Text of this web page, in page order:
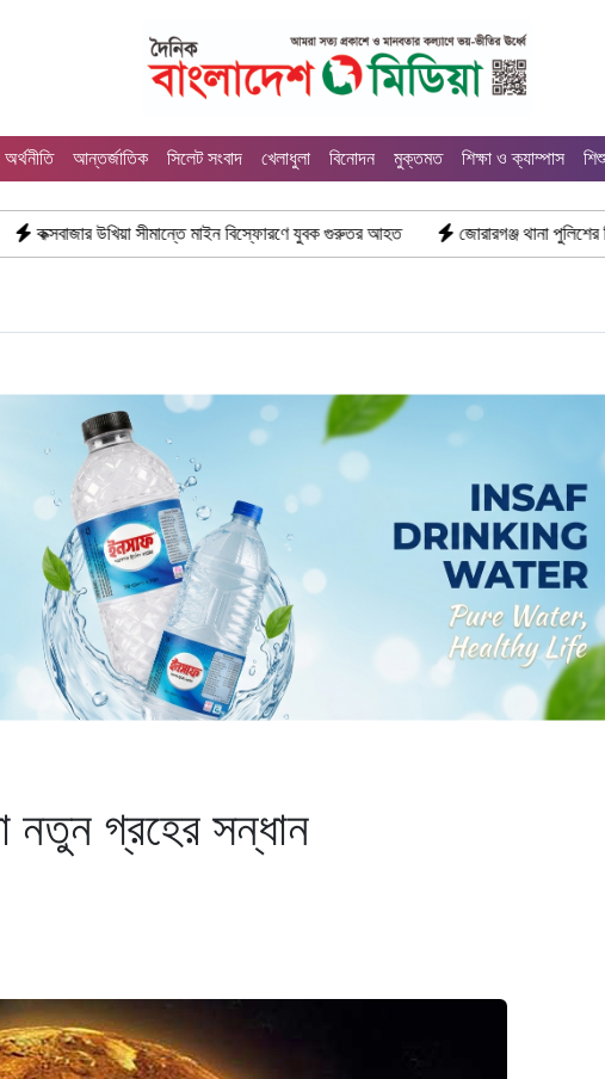
অর্থনীতি আন্তর্জাতিক সিলেট সংবাদ খেলাধুলা বিনোদন মুক্তমত শিক্ষা ও ক্যাম্পাস
সীমান্তে মাইন বিস্ফোরণে যুবক গুরুতর আহত জোরারগঞ্জ থানা পুলিশের বিশেষ অভিযান
নতুন গ্রহের সন্ধান